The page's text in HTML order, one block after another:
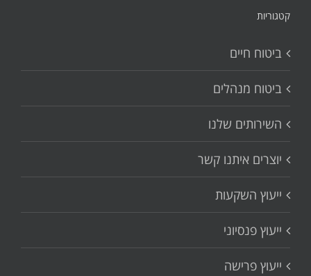
קטגוריות
ביטוח חיים
ביטוח מנהלים
השירותים שלנו
יוצרים איתנו קשר
ייעוץ השקעות
ייעוץ פנסיוני
ייעוץ פרישה